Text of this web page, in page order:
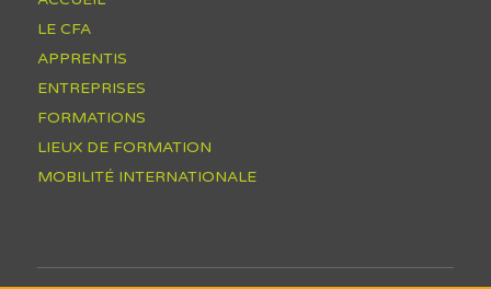
LE CFA
APPRENTIS
ENTREPRISES
FORMATIONS
LIEUX DE FORMATION
MOBILITÉ INTERNATIONALE